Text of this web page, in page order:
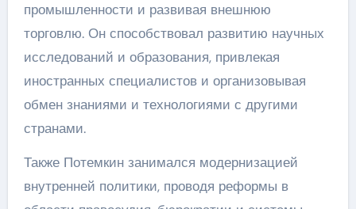
промышленности и развивая внешнюю
торговлю. Он способствовал развитию научных
исследований и образования, привлекая
иностранных специалистов и организовывая
обмен знаниями и технологиями с другими
странами.
Также Потемкин занимался модернизацией
внутренней политики, проводя реформы в